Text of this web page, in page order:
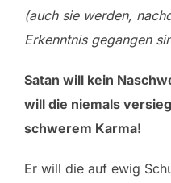
(auch sie werden,
Erkenntnis gegangen
Satan will kein
will die niemals
schwerem Karma!
Er will die auf ewig